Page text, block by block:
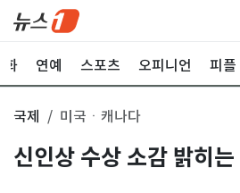
화 연예 스포츠 오피니언 피플
국제 미국ㆍ캐나다
신인상 수상 소감 밝히는